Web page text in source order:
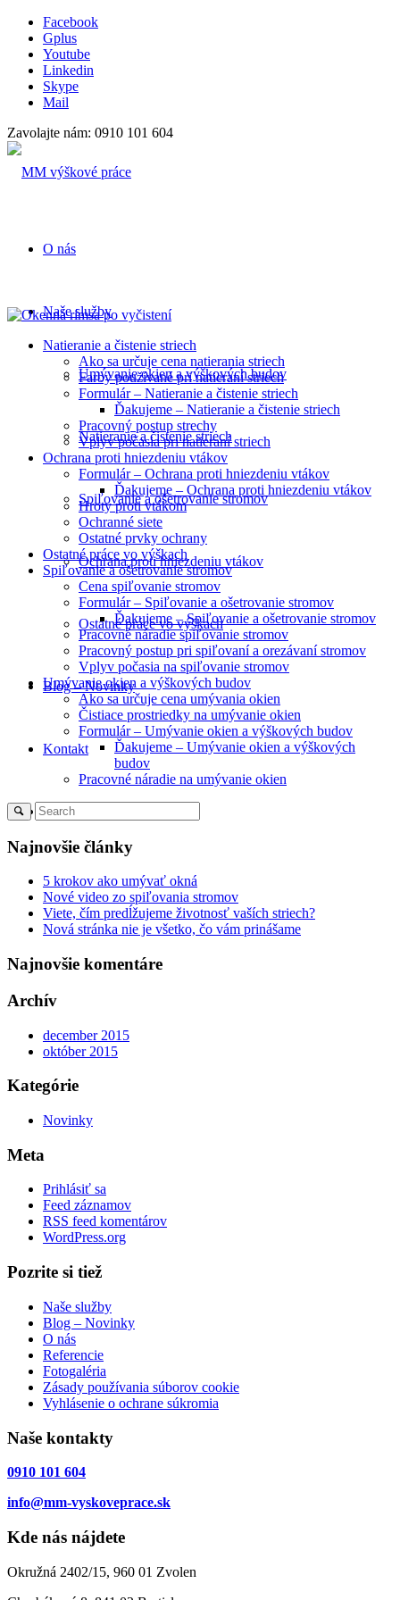
Facebook
Gplus
Youtube
Linkedin
Skype
Mail
Zavolajte nám: 0910 101 604
O nás
Naše služby
Umývanie okien a výškových budov
Natieranie a čistenie striech
Spiľovanie a ošetrovanie stromov
Ochrana proti hniezdeniu vtákov
Ostatné práce vo výškach
Blog – Novinky
Kontakt
Menu
Natieranie a čistenie striech
Ako sa určuje cena natierania striech
Farby používané pri natieraní striech
Formulár – Natieranie a čistenie striech
Ďakujeme – Natieranie a čistenie striech
Pracovný postup strechy
Vplyv počasia pri natieraní striech
Ochrana proti hniezdeniu vtákov
Formulár – Ochrana proti hniezdeniu vtákov
Ďakujeme – Ochrana proti hniezdeniu vtákov
Hroty proti vtákom
Ochranné siete
Ostatné prvky ochrany
Ostatné práce vo výškach
Spiľovanie a ošetrovanie stromov
Cena spiľovanie stromov
Formulár – Spiľovanie a ošetrovanie stromov
Ďakujeme – Spiľovanie a ošetrovanie stromov
Pracovné náradie spiľovanie stromov
Pracovný postup pri spiľovaní a orezávaní stromov
Vplyv počasia na spiľovanie stromov
Umývanie okien a výškových budov
Ako sa určuje cena umývania okien
Čistiace prostriedky na umývanie okien
Formulár – Umývanie okien a výškových budov
Ďakujeme – Umývanie okien a výškových
budov
Pracovné náradie na umývanie okien
Najnovšie články
5 krokov ako umývať okná
Nové video zo spiľovania stromov
Viete, čím predĺžujeme životnosť vaších striech?
Nová stránka nie je všetko, čo vám prinášame
Najnovšie komentáre
Archív
december 2015
október 2015
Kategórie
Novinky
Meta
Prihlásiť sa
Feed záznamov
RSS feed komentárov
WordPress.org
Pozrite si tiež
Naše služby
Blog – Novinky
O nás
Referencie
Fotogaléria
Zásady používania súborov cookie
Vyhlásenie o ochrane súkromia
Naše kontakty
0910 101 604
info@mm-vyskoveprace.sk
Kde nás nájdete
Okružná 2402/15, 960 01 Zvolen